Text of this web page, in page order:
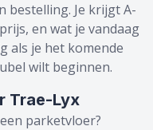
bestelling. Je krijgt A-
en wat je vandaag
als je het komende
wilt beginnen.
Trae-Lyx
parketvloer?